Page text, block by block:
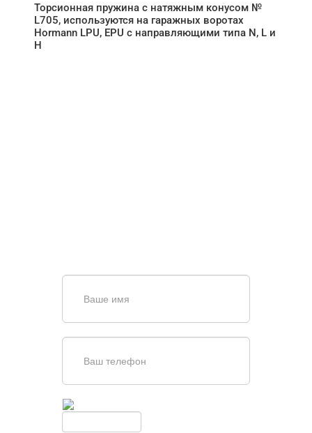
Торсионная пружина с натяжным конусом №
L705, используются на гаражных воротах
Hormann LPU, EPU с направляющими типа N, L и
H